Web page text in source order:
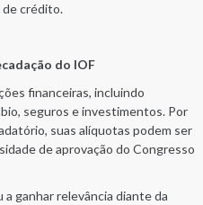
crédito.
do IOF
financeiras, incluindo
seguros e investimentos. Por
suas alíquotas podem ser
de aprovação do Congresso
ganhar relevância diante da